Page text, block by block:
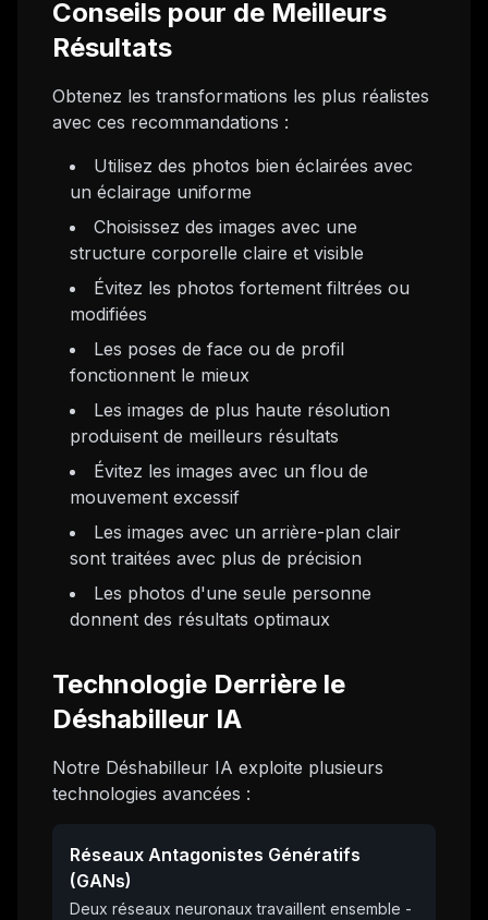
Conseils pour de Meilleurs
Résultats
Obtenez les transformations les plus réalistes
avec ces recommandations :
Utilisez des photos bien éclairées avec
un éclairage uniforme
Choisissez des images avec une
structure corporelle claire et visible
Évitez les photos fortement filtrées ou
modifiées
Les poses de face ou de profil
fonctionnent le mieux
Les images de plus haute résolution
produisent de meilleurs résultats
Évitez les images avec un flou de
mouvement excessif
Les images avec un arrière-plan clair
sont traitées avec plus de précision
Les photos d'une seule personne
donnent des résultats optimaux
Technologie Derrière le
Déshabilleur IA
Notre Déshabilleur IA exploite plusieurs
technologies avancées :
Réseaux Antagonistes Génératifs
(GANs)
Deux réseaux neuronaux travaillent ensemble -